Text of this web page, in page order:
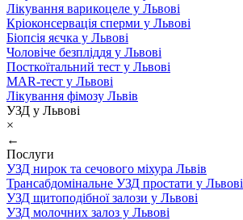
Лікування варикоцеле у Львові
Кріоконсервація сперми у Львові
Біопсія яєчка у Львові
Чоловіче безпліддя у Львові
Посткоїтальний тест у Львові
MAR-тест у Львові
Лікування фімозу Львів
УЗД у Львові
×
←
Послуги
УЗД нирок та сечового міхура Львів
Трансабдомінальне УЗД простати у Львові
УЗД щитоподібної залози у Львові
УЗД молочних залоз у Львові